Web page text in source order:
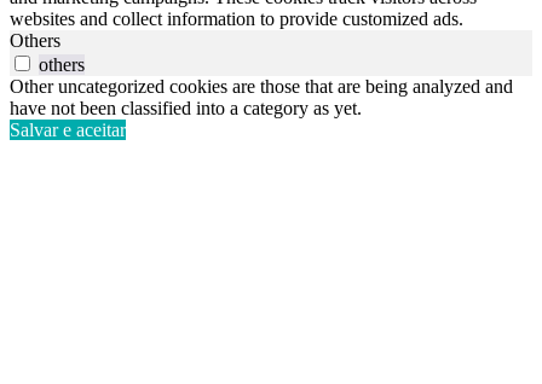
websites and collect information to provide customized ads.
Others
others
Other uncategorized cookies are those that are being analyzed and
have not been classified into a category as yet.
Salvar e aceitar